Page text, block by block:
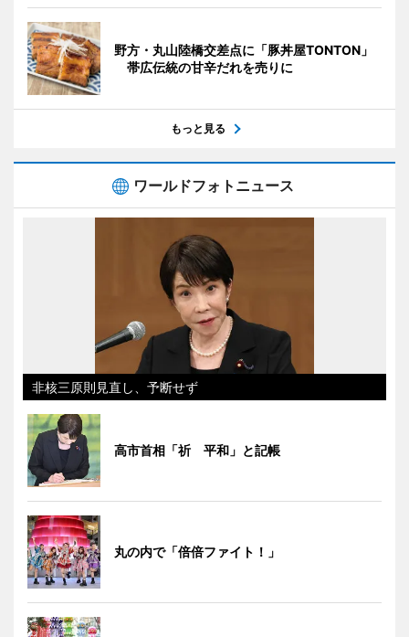
野方・丸山陸橋交差点に「豚丼屋TONTON」
帯広伝統の甘辛だれを売りに
もっと見る
ワールドフォトニュース
非核三原則見直し、予断せず
高市首相「祈 平和」と記帳
丸の内で「倍倍ファイト！」